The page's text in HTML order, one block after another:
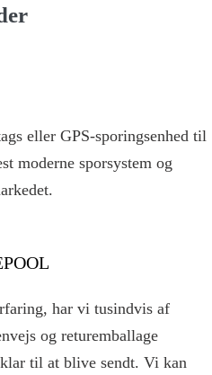
eller GPS-sporingsenhed til
moderne sporsystem og
har vi tusindvis af
og returemballage
til at blive sendt. Vi kan